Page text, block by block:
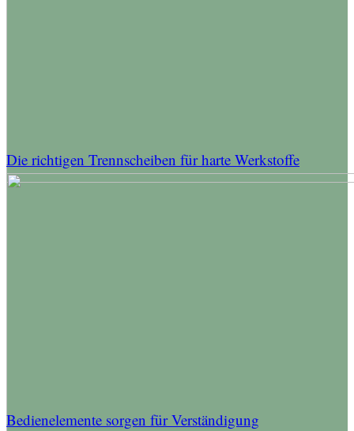
Die richtigen Trennscheiben für harte Werkstoffe
Bedienelemente sorgen für Verständigung